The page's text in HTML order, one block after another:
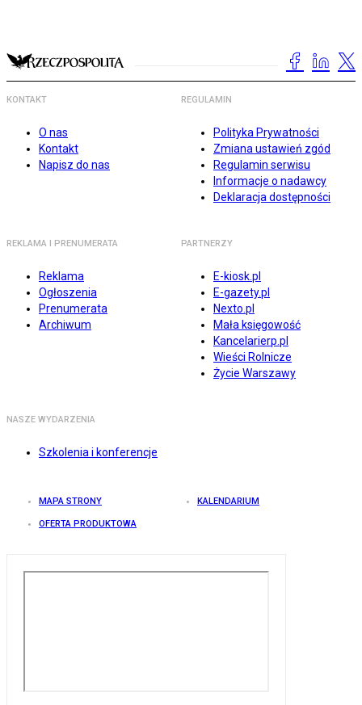
KONTAKT
O nas
Kontakt
Napisz do nas
REGULAMIN
Polityka Prywatności
Zmiana ustawień zgód
Regulamin serwisu
Informacje o nadawcy
Deklaracja dostępności
REKLAMA I PRENUMERATA
Reklama
Ogłoszenia
Prenumerata
Archiwum
PARTNERZY
E-kiosk.pl
E-gazety.pl
Nexto.pl
Mała księgowość
Kancelarierp.pl
Wieści Rolnicze
Życie Warszawy
NASZE WYDARZENIA
Szkolenia i konferencje
MAPA STRONY KALENDARIUM
OFERTA PRODUKTOWA